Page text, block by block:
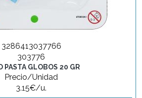
3286413037766
303776
PASTA GLOBOS 20 GR
Precio/Unidad
3.15€/u.